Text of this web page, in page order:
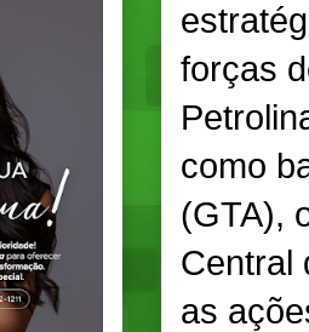
forças
como
(GTA),
Central
as